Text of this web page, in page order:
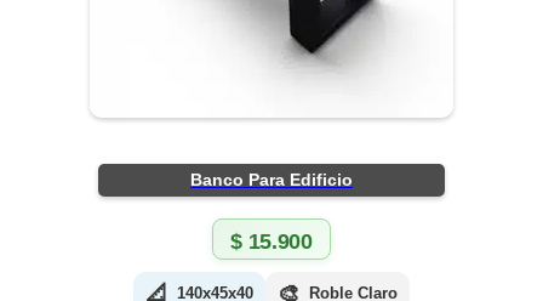
Banco Para Edificio
$15.900
📐 140x45x40 🎨 Roble Claro